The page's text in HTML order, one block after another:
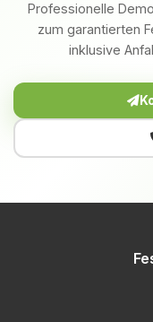
Professionelle
zum garantierten
inklusive